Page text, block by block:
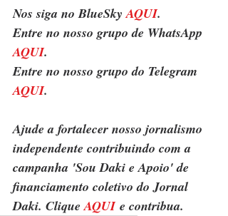
Nos siga no BlueSky AQUI.
Entre no nosso grupo de WhatsApp
AQUI.
Entre no nosso grupo do Telegram
AQUI.
Ajude a fortalecer nosso jornalismo
independente contribuindo com a
campanha 'Sou Daki e Apoio' de
financiamento coletivo do Jornal
Daki. Clique AQUI e contribua.